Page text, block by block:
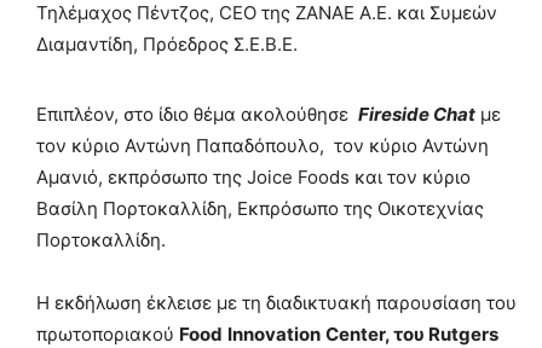
Τηλέμαχος Πέντζος, CEO της ZANAE A.E. και Συμεών
Διαμαντίδη, Πρόεδρος Σ.Ε.Β.Ε.
Επιπλέον, στο ίδιο θέμα ακολούθησε Fireside Chat με
τον κύριο Αντώνη Παπαδόπουλο, τον κύριο Αντώνη
Αμανιό, εκπρόσωπο της Joice Foods και τον κύριο
Βασίλη Πορτοκαλλίδη, Εκπρόσωπο της Οικοτεχνίας
Πορτοκαλλίδη.
Η εκδήλωση έκλεισε με τη διαδικτυακή παρουσίαση του
πρωτοποριακού Food Innovation Center, του Rutgers